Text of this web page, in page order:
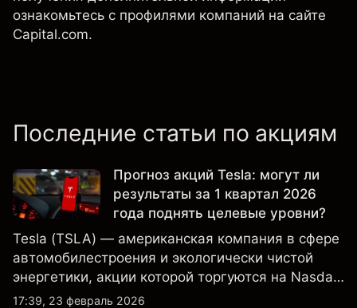
ознакомьтесь с профилями компаний на сайте
Capital.com.
Последние статьи по акциям
Прогноз акций Tesla: могут ли
результаты за 1 квартал 2026
года поднять целевые уровни?
Tesla (TSLA) — американская компания в сфере
автомобилестроения и экологически чистой
энергетики, акции которой торгуются на Nasdaq
и находятся под пристальным вниманием
17:39, 23 февраль 2026